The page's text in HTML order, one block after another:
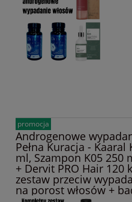
Androgenowe
Pełna Kuracja - Kaaral
ml, Szampon K05 250
+ Dervit PRO Hair
zestaw przeciw
na porost włosów +
promocja